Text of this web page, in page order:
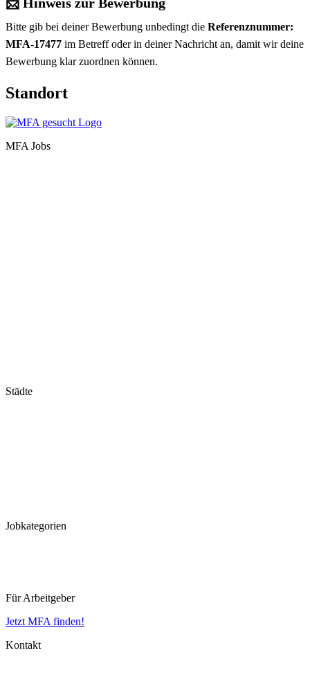
Bitte gib bei deiner Bewerbung unbedingt die Referenznummer:
MFA-17477 im Betreff oder in deiner Nachricht an, damit wir deine
Bewerbung klar zuordnen können.
Standort
MFA Jobs
Städte
Jobkategorien
Für Arbeitgeber
Jetzt MFA finden!
Kontakt